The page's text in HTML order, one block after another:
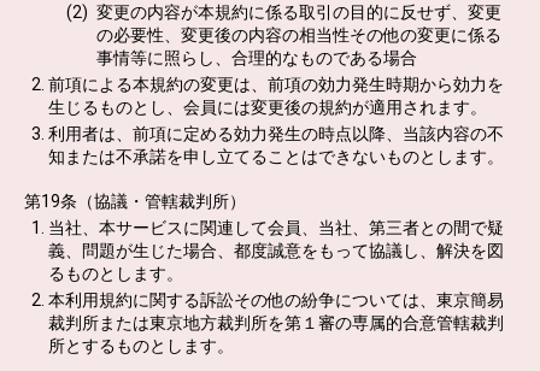
変更の内容が本規約に係る取引の目的に反せず、変更
の必要性、変更後の内容の相当性その他の変更に係る
事情等に照らし、合理的なものである場合
前項による本規約の変更は、前項の効力発生時期から効力を
生じるものとし、会員には変更後の規約が適用されます。
利用者は、前項に定める効力発生の時点以降、当該内容の不
知または不承諾を申し立てることはできないものとします。
第19条（協議・管轄裁判所）
当社、本サービスに関連して会員、当社、第三者との間で疑
義、問題が生じた場合、都度誠意をもって協議し、解決を図
るものとします。
本利用規約に関する訴訟その他の紛争については、東京簡易
裁判所または東京地方裁判所を第１審の専属的合意管轄裁判
所とするものとします。